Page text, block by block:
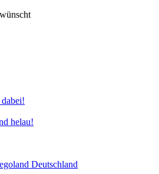
helau!
Deutschland